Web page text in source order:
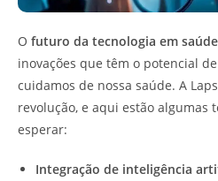
O futuro da tecnologia em saúde
inovações que têm o potencial
cuidamos de nossa saúde. A
revolução, e aqui estão algumas
esperar:
Integração de inteligência